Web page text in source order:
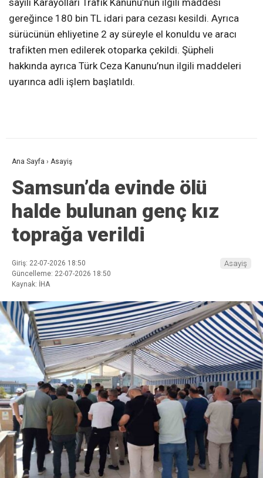
gereğince 180 bin TL idari para cezası kesildi. Ayrıca
sürücünün ehliyetine 2 ay süreyle el konuldu ve aracı
trafikten men edilerek otoparka çekildi. Şüpheli
hakkında ayrıca Türk Ceza Kanunu’nun ilgili maddeleri
uyarınca adli işlem başlatıldı.
Ana Sayfa › Asayiş
Samsun’da evinde ölü
halde bulunan genç kız
toprağa verildi
Giriş: 22-07-2026 18:50
Güncelleme: 22-07-2026 18:50
Kaynak: İHA
Asayiş